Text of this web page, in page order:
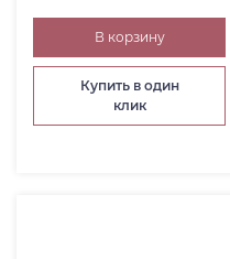
В корзину
Купить в один
клик